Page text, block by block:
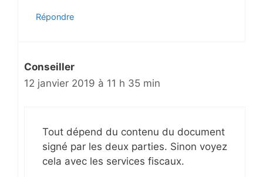
Répondre
Conseiller
12 janvier 2019 à 11 h 35 min
Tout dépend du contenu du document
signé par les deux parties. Sinon voyez
cela avec les services fiscaux.